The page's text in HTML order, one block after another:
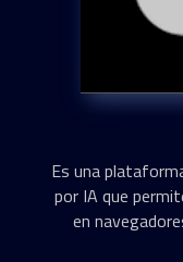
Es una
por IA que
en